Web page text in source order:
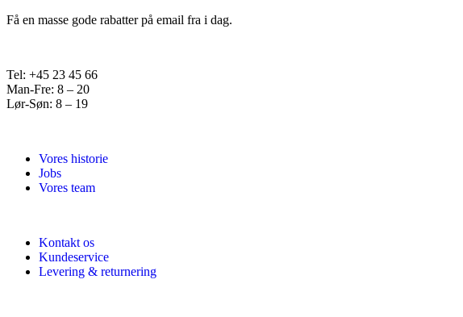
Få en masse gode rabatter på email fra i dag.
Tel: +45 23 45 66
Man-Fre: 8 – 20
Lør-Søn: 8 – 19
Vores historie
Jobs
Vores team
Kontakt os
Kundeservice
Levering & returnering